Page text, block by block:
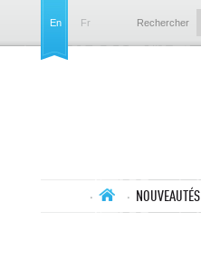
En Fr Rechercher
NOUVEAUTÉS